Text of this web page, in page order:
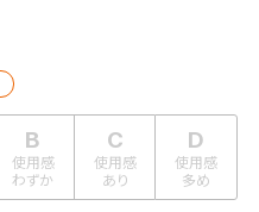
B
使用感
わずか
C
使用感
あり
D
使用感
多め